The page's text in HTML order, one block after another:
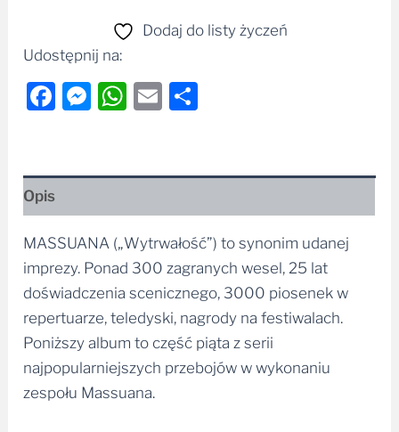
Dodaj do listy życzeń
Udostępnij na:
Facebook
Messenger
WhatsApp
Email
Opis
MASSUANA („Wytrwałość”) to synonim udanej
imprezy. Ponad 300 zagranych wesel, 25 lat
doświadczenia scenicznego, 3000 piosenek w
repertuarze, teledyski, nagrody na festiwalach.
Poniższy album to część piąta z serii
najpopularniejszych przebojów w wykonaniu
zespołu Massuana.